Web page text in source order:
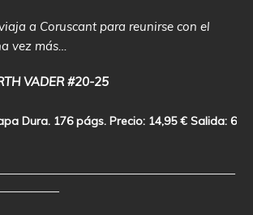
a Coruscant para reunirse con el
vez más…
VADER #20-25
Dura. 176 págs. Precio: 14,95 € Salida: 6